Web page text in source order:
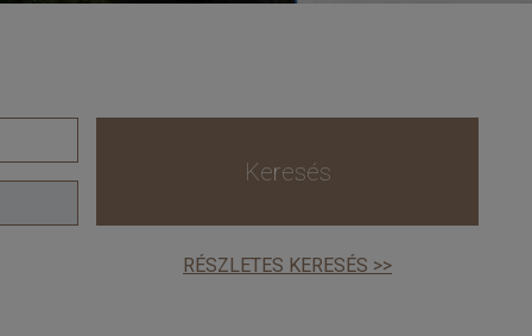
Keresés
RÉSZLETES KERESÉS >>